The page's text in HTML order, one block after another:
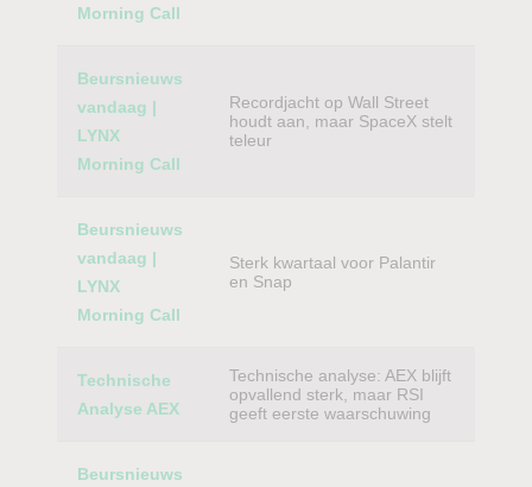
Morning Call
Beursnieuws
vandaag |
LYNX
Morning Call
Recordjacht op Wall Street
houdt aan, maar SpaceX stelt
teleur
Beursnieuws
vandaag |
LYNX
Morning Call
Sterk kwartaal voor Palantir
en Snap
Technische
Analyse AEX
Technische analyse: AEX blijft
opvallend sterk, maar RSI
geeft eerste waarschuwing
Beursnieuws